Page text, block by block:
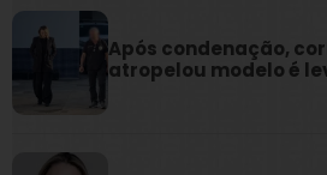
Após condenação,
atropelou modelo é